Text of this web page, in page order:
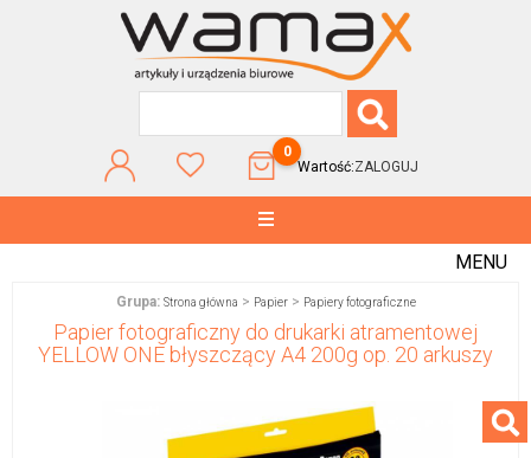
0
Wartość:ZALOGUJ
MENU
Grupa: Strona główna > Papier> Papiery fotograficzne
Papier fotograficzny do drukarki atramentowej
YELLOW ONE błyszczący A4 200g op. 20 arkuszy